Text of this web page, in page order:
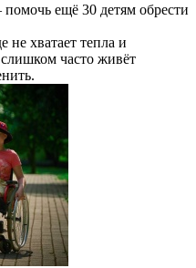
ещё 30 детям обрести
не хватает тепла и
часто живёт